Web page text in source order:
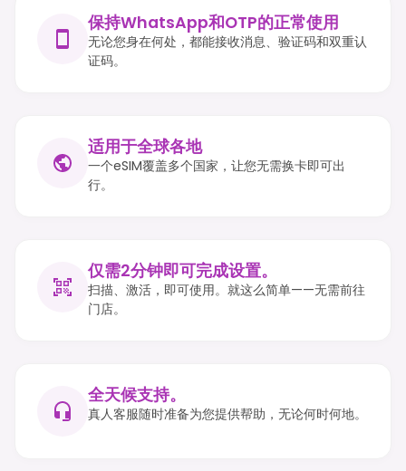
保持WhatsApp和OTP的正常使用
无论您身在何处，都能接收消息、验证码和双重认
证码。
适用于全球各地
一个eSIM覆盖多个国家，让您无需换卡即可出
行。
仅需2分钟即可完成设置。
扫描、激活，即可使用。就这么简单——无需前往
门店。
全天候支持。
真人客服随时准备为您提供帮助，无论何时何地。